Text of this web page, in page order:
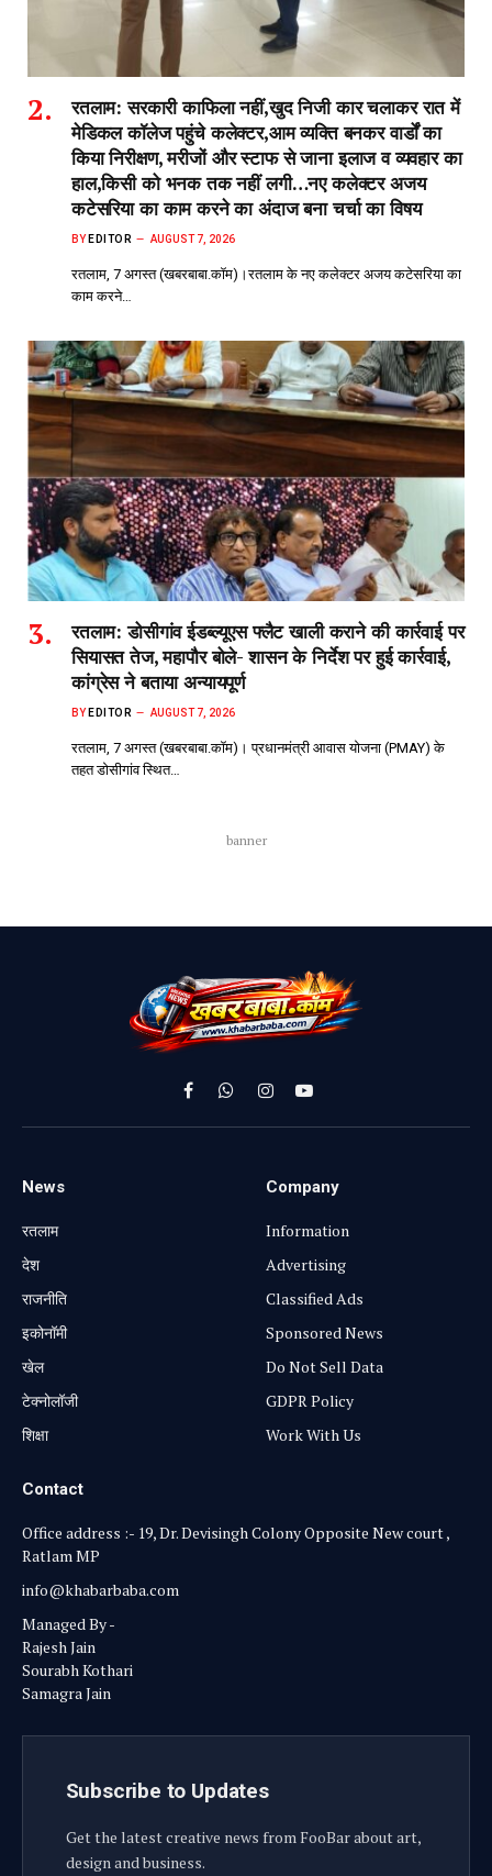
रतलाम: सरकारी काफिला नहीं,खुद निजी कार चलाकर रात में
मेडिकल कॉलेज पहुंचे कलेक्टर,आम व्यक्ति बनकर वार्डों का
किया निरीक्षण, मरीजों और स्टाफ से जाना इलाज व व्यवहार का
हाल,किसी को भनक तक नहीं लगी…नए कलेक्टर अजय
कटेसरिया का काम करने का अंदाज बना चर्चा का विषय
BY EDITOR AUGUST 7, 2026
रतलाम, 7 अगस्त (खबरबाबा.कॉम)।रतलाम के नए कलेक्टर अजय कटेसरिया का
काम करने…
रतलाम: डोसीगांव ईडब्ल्यूएस फ्लैट खाली कराने की कार्रवाई पर
सियासत तेज, महापौर बोले- शासन के निर्देश पर हुई कार्रवाई,
कांग्रेस ने बताया अन्यायपूर्ण
BY EDITOR AUGUST 7, 2026
रतलाम, 7 अगस्त (खबरबाबा.कॉम)। प्रधानमंत्री आवास योजना (PMAY) के
तहत डोसीगांव स्थित…
banner
FacebookWhatsApp
InstagramYouTube
News
रतलाम
⁠देश
राजनीति
⁠इकोनॉमी
खेल
टेक्नोलॉजी
शिक्षा
Company
Information
Advertising
Classified Ads
Sponsored News
Do Not Sell Data
GDPR Policy
Work With Us
Contact
Office address :- 19, Dr. Devisingh Colony Opposite New court ,
Ratlam MP
info@khabarbaba.com
Managed By -
Rajesh Jain
Sourabh Kothari
Samagra Jain
Subscribe to Updates
Get the latest creative news from FooBar about art,
design and business.